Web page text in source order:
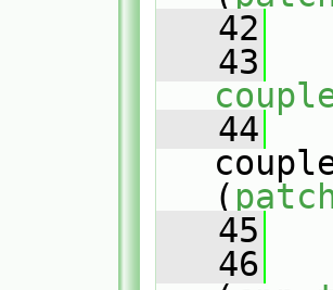
   42
   43
   44
(
   45
   46